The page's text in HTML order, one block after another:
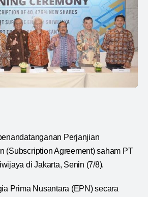
Perjanjian
(Subscription Agreement) saham PT
di Jakarta, Senin (7/8).
Prima Nusantara (EPN) secara